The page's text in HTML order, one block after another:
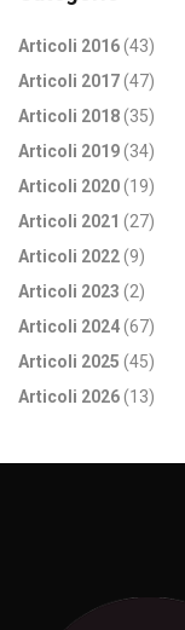
Articoli 2016(43)
Articoli 2017(47)
Articoli 2018(35)
Articoli 2019(34)
Articoli 2020(19)
Articoli 2021 (27)
Articoli 2022(9)
Articoli 2023 (2)
Articoli 2024(67)
Articoli 2025 (45)
Articoli 2026(13)